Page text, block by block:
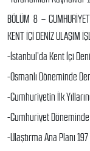
BÖLÜM 8 –
KENT İÇİ DENİZ ULAŞIM
-İstanbul’da Kent İçi
-Osmanlı Döneminde
-Cumhuriyetin İlk
-Cumhuriyet Döneminde
-Ulaştırma Ana Planı 197